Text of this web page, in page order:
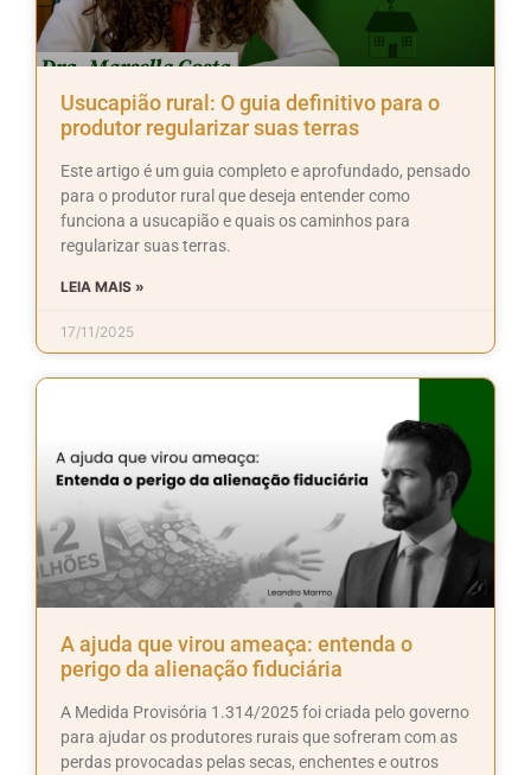
Usucapião rural: O guia definitivo para o
produtor regularizar suas terras
Este artigo é um guia completo e aprofundado, pensado
para o produtor rural que deseja entender como
funciona a usucapião e quais os caminhos para
regularizar suas terras.
LEIA MAIS »
17/11/2025
A ajuda que virou ameaça: entenda o
perigo da alienação fiduciária
A Medida Provisória 1.314/2025 foi criada pelo governo
para ajudar os produtores rurais que sofreram com as
perdas provocadas pelas secas, enchentes e outros